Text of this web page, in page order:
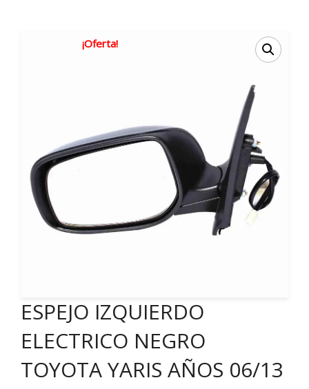
¡Oferta!
ESPEJO IZQUIERDO
ELECTRICO NEGRO
TOYOTA YARIS AÑOS 06/13